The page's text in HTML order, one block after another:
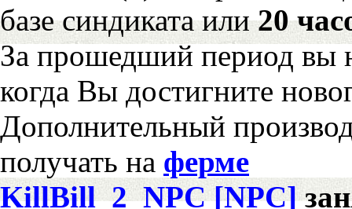
базе синдиката или20
За прошедший период вы
когда Вы достигните
Дополнительный
получать на ферме
KillBill_2_NPC [NPC]